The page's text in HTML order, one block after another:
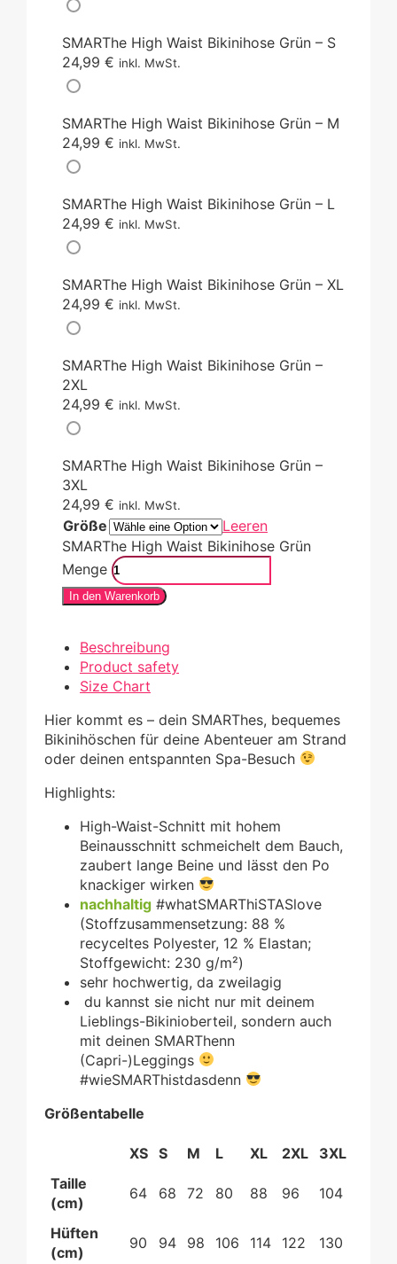
SMARThe High Waist Bikinihose Grün – S
24,99 € inkl. MwSt.
SMARThe High Waist Bikinihose Grün – M
24,99 € inkl. MwSt.
SMARThe High Waist Bikinihose Grün – L
24,99 € inkl. MwSt.
SMARThe High Waist Bikinihose Grün – XL
24,99 € inkl. MwSt.
SMARThe High Waist Bikinihose Grün –
2XL
24,99 € inkl. MwSt.
SMARThe High Waist Bikinihose Grün –
3XL
24,99 € inkl. MwSt.
Größe
Leeren
SMARThe High Waist Bikinihose Grün
Menge
In den Warenkorb
Beschreibung
Product safety
Size Chart
Hier kommt es – dein SMARThes, bequemes
Bikinihöschen für deine Abenteuer am Strand
oder deinen entspannten Spa-Besuch
Highlights:
High-Waist-Schnitt mit hohem
Beinausschnitt schmeichelt dem Bauch,
zaubert lange Beine und lässt den Po
knackiger wirken
nachhaltig #whatSMARThiSTASlove
(Stoffzusammensetzung: 88 %
recyceltes Polyester, 12 % Elastan;
Stoffgewicht: 230 g/m²)
sehr hochwertig, da zweilagig
du kannst sie nicht nur mit deinem
Lieblings-Bikinioberteil, sondern auch
mit deinen SMARThenn
(Capri-)Leggings
#wieSMARThistdasdenn
Größentabelle
XS S M L XL 2XL
3XL
Taille
(cm)
64 68 72 80 88 96 104
Hüften
(cm)
90 94 98 106 114 122 130